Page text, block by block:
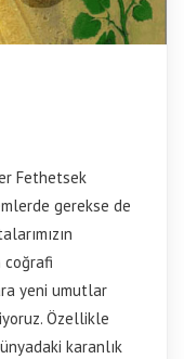
Fethetsek
gerekse de
coğrafi
yeni umutlar
Özellikle
karanlık